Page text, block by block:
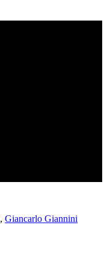
, Giancarlo Giannini